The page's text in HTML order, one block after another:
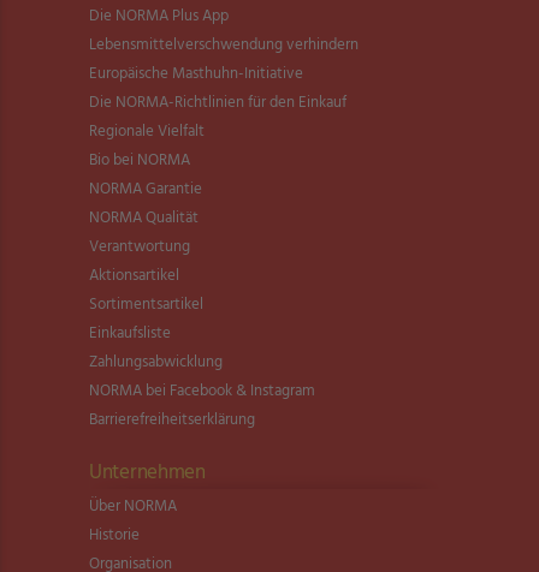
Die NORMA Plus App
Lebensmittel­verschwendung verhindern
Europäische Masthuhn-Initiative
Die NORMA-Richtlinien für den Einkauf
Regionale Vielfalt
Bio bei NORMA
NORMA Garantie
NORMA Qualität
Verantwortung
Aktionsartikel
Sortimentsartikel
Einkaufsliste
Zahlungsabwicklung
NORMA bei Facebook & Instagram
Barrierefreiheitserklärung
Unternehmen
Über NORMA
Historie
Organisation